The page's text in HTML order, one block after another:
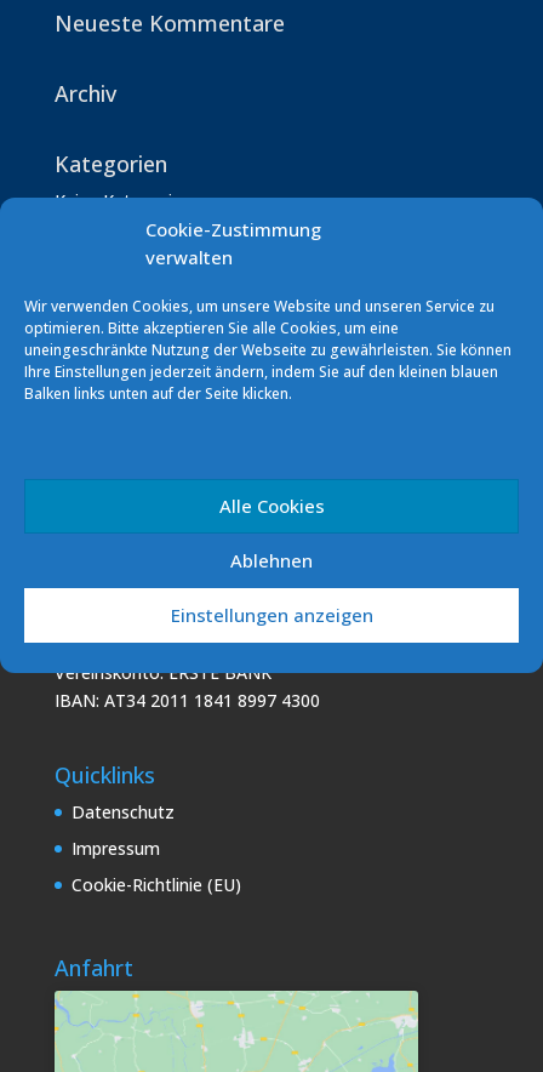
Cookie-Zustimmung
verwalten
Wir verwenden Cookies, um unsere Website und unseren Service zu
optimieren. Bitte akzeptieren Sie alle Cookies, um eine
uneingeschränkte Nutzung der Webseite zu gewährleisten. Sie können
Ihre Einstellungen jederzeit ändern, indem Sie auf den kleinen blauen
Balken links unten auf der Seite klicken.
Alle Cookies
Ablehnen
Einstellungen anzeigen
Neueste Kommentare
Archiv
Kategorien
Keine Kategorien
Segelverein Podersdorf (SVP)
Vereinskonto: ERSTE BANK
IBAN: AT60 2011 1000 0293 5856
7141 Podersdorf/See
E-Mail: info [at] sv-podersdorf.at
Vereinskonto: ERSTE BANK
IBAN: AT34 2011 1841 8997 4300
Quicklinks
Datenschutz
Impressum
Cookie-Richtlinie (EU)
Anfahrt